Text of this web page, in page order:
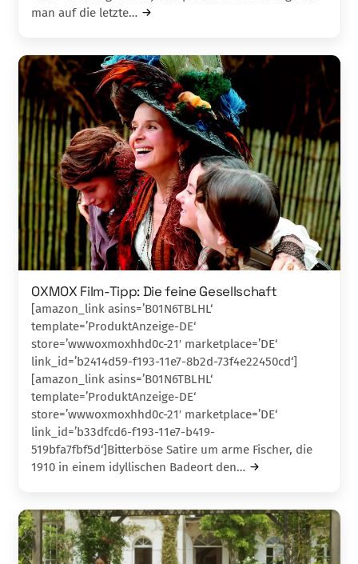
man auf die letzte…
OXMOX Film-Tipp: Die feine Gesellschaft
[amazon_link asins=’B01N6TBLHL‘
template=’ProduktAnzeige-DE‘
store=’wwwoxmoxhhd0c-21′ marketplace=’DE‘
link_id=’b2414d59-f193-11e7-8b2d-73f4e22450cd‘]
[amazon_link asins=’B01N6TBLHL‘
template=’ProduktAnzeige-DE‘
store=’wwwoxmoxhhd0c-21′ marketplace=’DE‘
link_id=’b33dfcd6-f193-11e7-b419-
519bfa7fbf5d‘]Bitterböse Satire um arme Fischer, die
1910 in ei­nem idyllischen Badeort den…